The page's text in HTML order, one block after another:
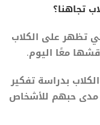
تجاهنا؟
تظهر على الكلاب
معًا اليوم.
بدراسة تفكير
مدى حبهم للأشخاص